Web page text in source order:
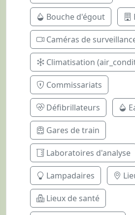
Bouche d'égout
Caméras de
Climatisation
Commissariats
Défibrillateurs
Gares de train
Laboratoires d'analyse
Lampadaires
Lieux de santé